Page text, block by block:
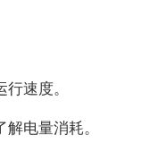
速度。
电量消耗。